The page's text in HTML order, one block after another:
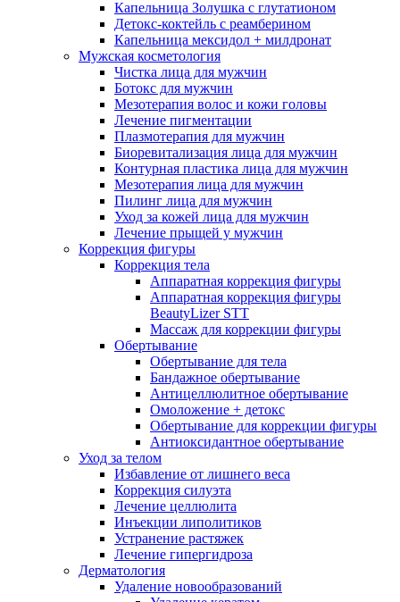
Капельница Золушка с глутатионом
Детокс-коктейль с реамберином
Капельница мексидол + милдронат
Мужская косметология
Чистка лица для мужчин
Ботокс для мужчин
Мезотерапия волос и кожи головы
Лечение пигментации
Плазмотерапия для мужчин
Биоревитализация лица для мужчин
Контурная пластика лица для мужчин
Мезотерапия лица для мужчин
Пилинг лица для мужчин
Уход за кожей лица для мужчин
Лечение прыщей у мужчин
Коррекция фигуры
Коррекция тела
Аппаратная коррекция фигуры
Аппаратная коррекция фигуры
BeautyLizer STT
Массаж для коррекции фигуры
Обертывание
Обертывание для тела
Бандажное обертывание
Антицеллюлитное обертывание
Омоложение + детокс
Обертывание для коррекции фигуры
Антиоксидантное обертывание
Уход за телом
Избавление от лишнего веса
Коррекция силуэта
Лечение целлюлита
Инъекции липолитиков
Устранение растяжек
Лечение гипергидроза
Дерматология
Удаление новообразований